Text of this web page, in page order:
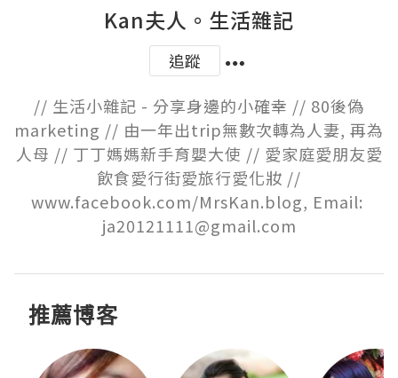
Kan夫人。生活雜記
追蹤
// 生活小雜記 - 分享身邊的小確幸 // 80後偽
marketing // 由一年出trip無數次轉為人妻, 再為
人母 // 丁丁媽媽新手育嬰大使 // 愛家庭愛朋友愛
飲食愛行街愛旅行愛化妝 //
www.facebook.com/MrsKan.blog, Email:
ja20121111@gmail.com
推薦博客